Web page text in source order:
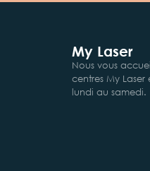
My Laser
Nous vous
centres My Laser
lundi au samedi.